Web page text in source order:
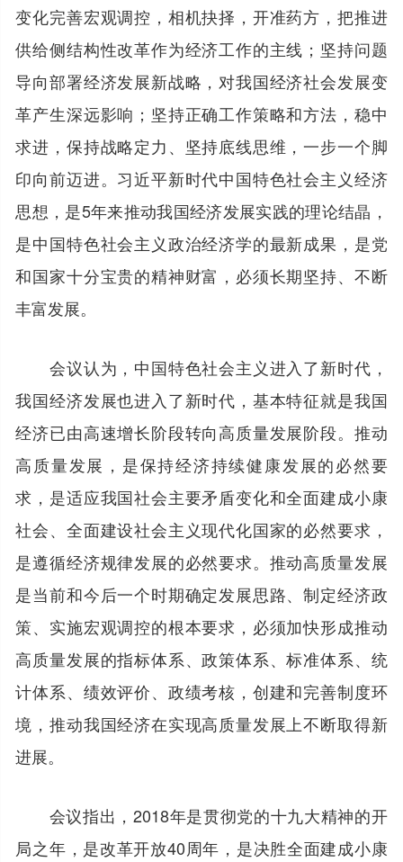
变化完善宏观调控，相机抉择，开准药方，把推进
供给侧结构性改革作为经济工作的主线；坚持问题
导向部署经济发展新战略，对我国经济社会发展变
革产生深远影响；坚持正确工作策略和方法，稳中
求进，保持战略定力、坚持底线思维，一步一个脚
印向前迈进。习近平新时代中国特色社会主义经济
思想，是5年来推动我国经济发展实践的理论结晶，
是中国特色社会主义政治经济学的最新成果，是党
和国家十分宝贵的精神财富，必须长期坚持、不断
丰富发展。
会议认为，中国特色社会主义进入了新时代，
我国经济发展也进入了新时代，基本特征就是我国
经济已由高速增长阶段转向高质量发展阶段。推动
高质量发展，是保持经济持续健康发展的必然要
求，是适应我国社会主要矛盾变化和全面建成小康
社会、全面建设社会主义现代化国家的必然要求，
是遵循经济规律发展的必然要求。推动高质量发展
是当前和今后一个时期确定发展思路、制定经济政
策、实施宏观调控的根本要求，必须加快形成推动
高质量发展的指标体系、政策体系、标准体系、统
计体系、绩效评价、政绩考核，创建和完善制度环
境，推动我国经济在实现高质量发展上不断取得新
进展。
会议指出，2018年是贯彻党的十九大精神的开
局之年，是改革开放40周年，是决胜全面建成小康